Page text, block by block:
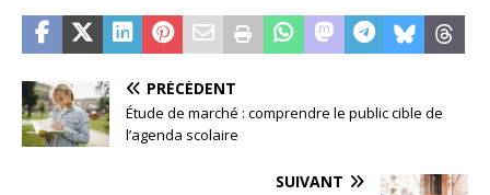
PRÉCÉDENT
Étude de marché : comprendre le public cible de
l’agenda scolaire
SUIVANT